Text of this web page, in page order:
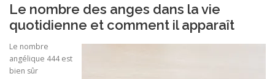
Le nombre des anges dans la vie
quotidienne et comment il apparaît
Le nombre
angélique 444 est
bien sûr